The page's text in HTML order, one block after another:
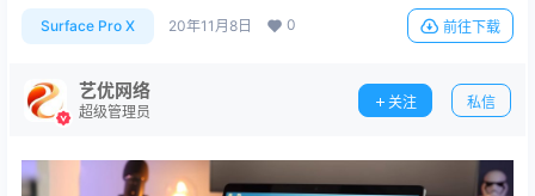
Surface Pro X 20年11月8日 0 前往下载
艺优网络
超级管理员
关注 私信